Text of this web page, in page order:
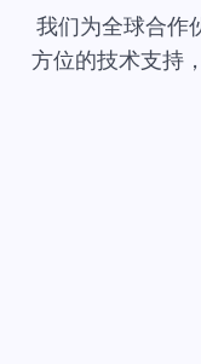
我们为全球合作
方位的技术支持